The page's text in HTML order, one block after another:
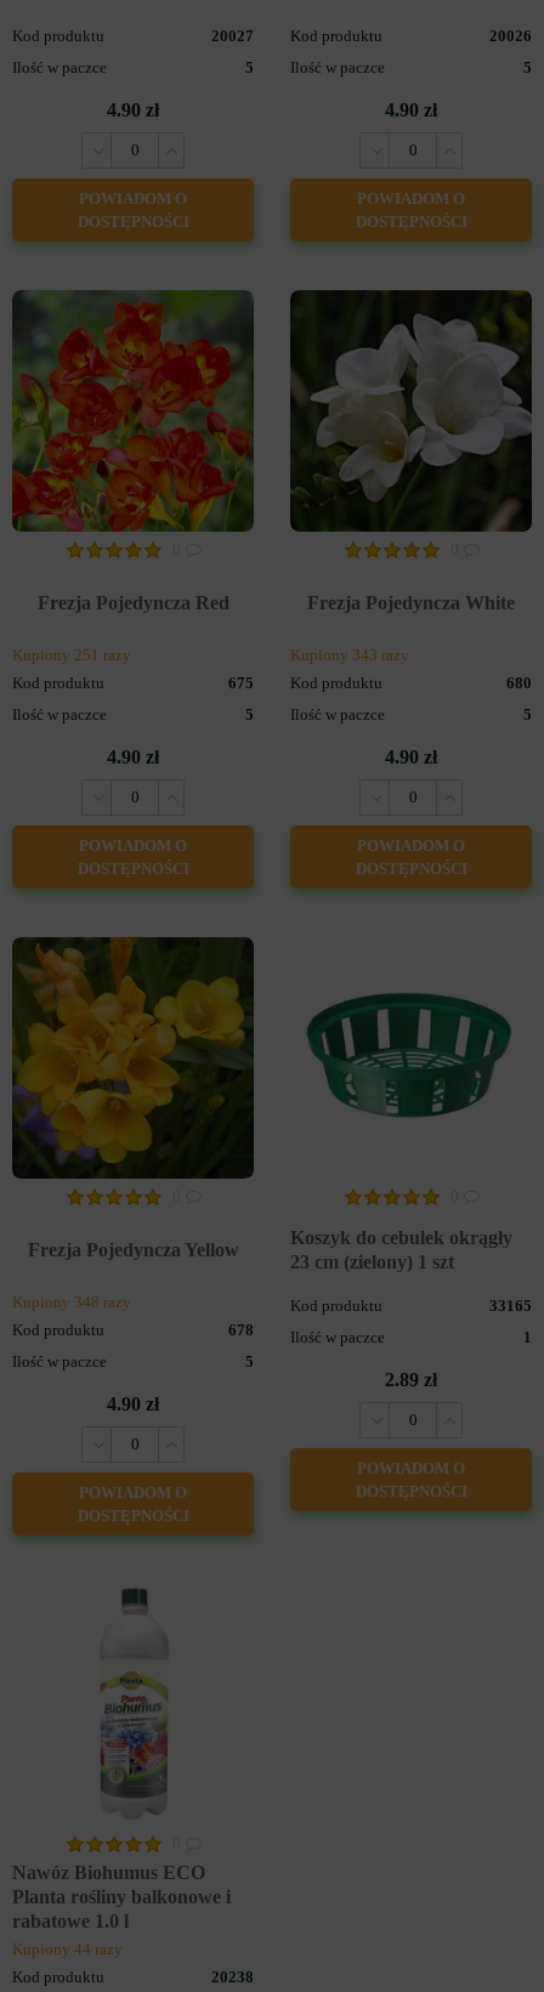
Kod produktu
20027
Ilość w paczce
5
4.90 zł
POWIADOM O
DOSTĘPNOŚCI
Kod produktu
20026
Ilość w paczce
5
4.90 zł
POWIADOM O
DOSTĘPNOŚCI
Frezja Pojedyncza Red
Kupiony 251 razy
Kod produktu
675
Ilość w paczce
5
4.90 zł
POWIADOM O
DOSTĘPNOŚCI
Frezja Pojedyncza White
Kupiony 343 razy
Kod produktu
680
Ilość w paczce
5
4.90 zł
POWIADOM O
DOSTĘPNOŚCI
Frezja Pojedyncza Yellow
Kupiony 348 razy
Kod produktu
678
Ilość w paczce
5
4.90 zł
POWIADOM O
DOSTĘPNOŚCI
Koszyk do cebulek okrągły
23 cm (zielony) 1 szt
Kod produktu
33165
Ilość w paczce
1
2.89 zł
POWIADOM O
DOSTĘPNOŚCI
Nawóz Biohumus ECO
Planta rośliny balkonowe i
rabatowe 1.0 l
Kupiony 44 razy
Kod produktu
20238